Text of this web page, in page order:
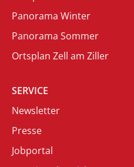
Panorama Winter
Panorama Sommer
Ortsplan Zell am Ziller
SERVICE
Newsletter
Presse
Jobportal